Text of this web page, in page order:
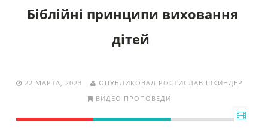
Біблійні принципи виховання
дітей
22 МАРТА, 2023
ОПУБЛИКОВАЛ РОСТИСЛАВ ШКИНДЕР
ВИДЕО ПРОПОВЕДИ